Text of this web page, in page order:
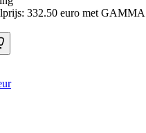
332.50 euro met GAMMA